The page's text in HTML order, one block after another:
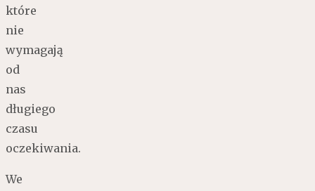
które
nie
wymagają
od
nas
długiego
czasu
oczekiwania.
We